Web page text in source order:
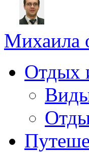
Михаила
Отдых